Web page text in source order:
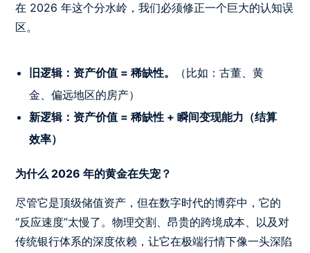
在 2026 年这个分水岭，我们必须修正一个巨大的认知误
区。
旧逻辑：资产价值 = 稀缺性。
（比如：古董、黄
金、偏远地区的房产）
新逻辑：资产价值 = 稀缺性 + 瞬间变现能力（结算
效率）
为什么 2026 年的黄金在失宠？
尽管它是顶级储值资产，但在数字时代的博弈中，它的
“反应速度”太慢了。物理交割、昂贵的跨境成本、以及对
传统银行体系的深度依赖，让它在极端行情下像一头深陷